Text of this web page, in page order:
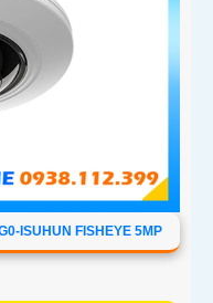
ISUHUN FISHEYE 5MP